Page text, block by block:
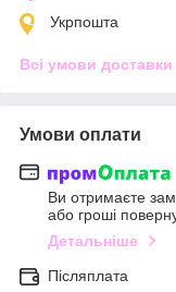
Укрпошта
Всі умови доставки
Умови оплати
Ви отримаєте
або гроші
Детальніше
Післяплата